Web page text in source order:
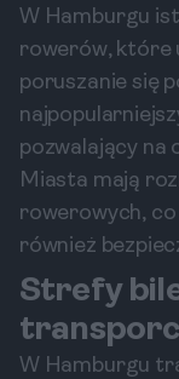
W Hamburgu
rowerów, które
poruszanie się
pozwalający na
Miasta mają
rowerowych,
również
Strefy
W Hamburgu